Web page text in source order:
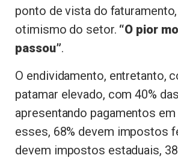
ponto de vista do
otimismo do setor. “O pior
passou”.
O endividamento, entretanto,
patamar elevado, com 40%
apresentando pagamentos
esses, 68% devem impostos
devem impostos estaduais,